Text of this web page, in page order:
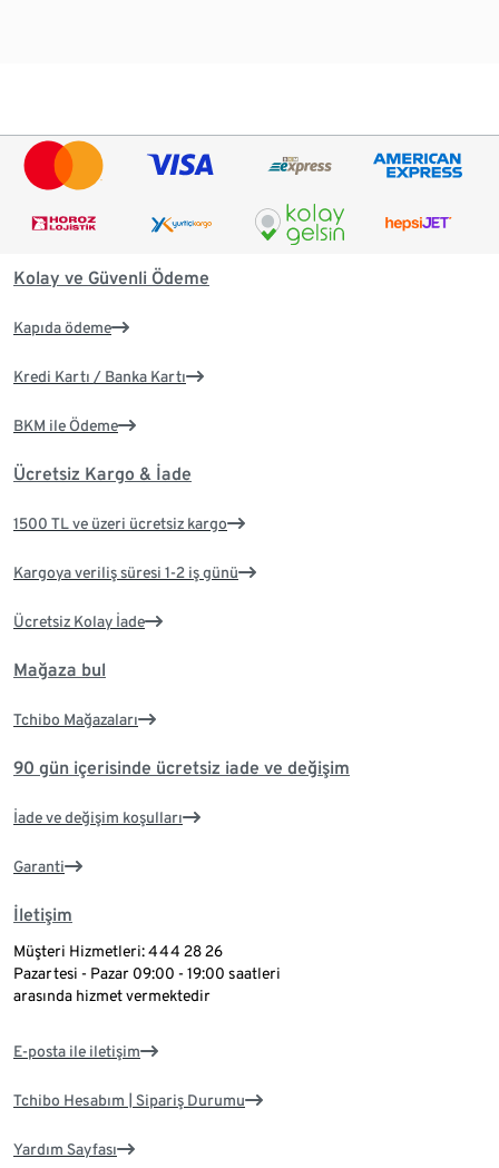
Kolay ve Güvenli Ödeme
Kapıda ödeme
Kredi Kartı / Banka Kartı
BKM ile Ödeme
Ücretsiz Kargo & İade
1500 TL ve üzeri ücretsiz kargo
Kargoya veriliş süresi 1-2 iş günü
Ücretsiz Kolay İade
Mağaza bul
Tchibo Mağazaları
90 gün içerisinde ücretsiz iade ve değişim
İade ve değişim koşulları
Garanti
İletişim
Müşteri Hizmetleri: 444 28 26
Pazartesi - Pazar 09:00 - 19:00 saatleri
arasında hizmet vermektedir
E-posta ile iletişim
Tchibo Hesabım | Sipariş Durumu
Yardım Sayfası